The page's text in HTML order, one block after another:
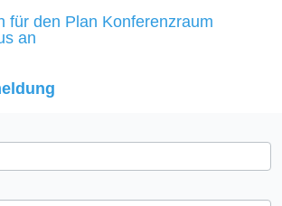
für den Plan Konferenzraum
an